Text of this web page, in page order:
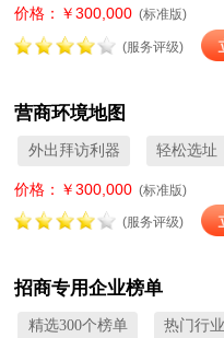
价格：￥300,000 (标准版)
(服务评级)
营商环境地图
外出拜访利器 轻松选址
价格：￥300,000 (标准版)
(服务评级)
招商专用企业榜单
精选300个榜单 热门行